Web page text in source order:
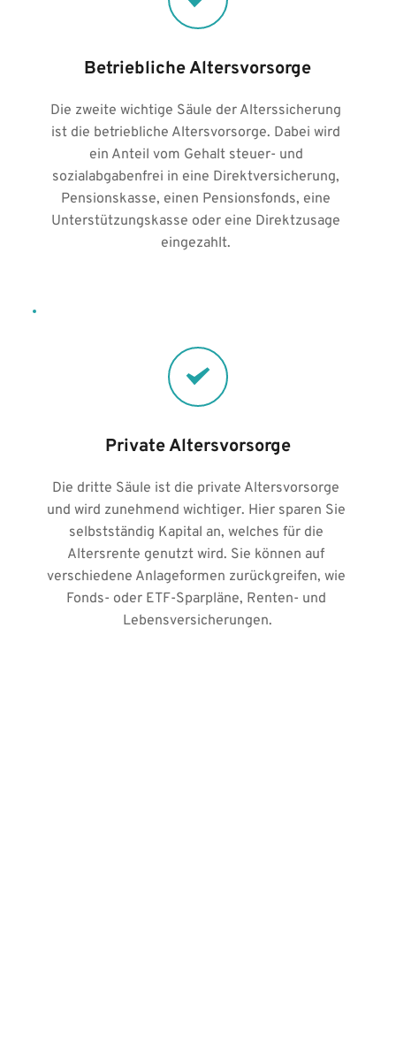
Betriebliche Altersvorsorge
Die zweite wichtige Säule der Alterssicherung
ist die betriebliche Altersvorsorge. Dabei wird
ein Anteil vom Gehalt steuer- und
sozialabgabenfrei in eine Direktversicherung,
Pensionskasse, einen Pensionsfonds, eine
Unterstützungskasse oder eine Direktzusage
eingezahlt.
Private Altersvorsorge
Die dritte Säule ist die private Altersvorsorge
und wird zunehmend wichtiger. Hier sparen Sie
selbstständig Kapital an, welches für die
Altersrente genutzt wird. Sie können auf
verschiedene Anlageformen zurückgreifen, wie
Fonds- oder ETF-Sparpläne, Renten- und
Lebensversicherungen.